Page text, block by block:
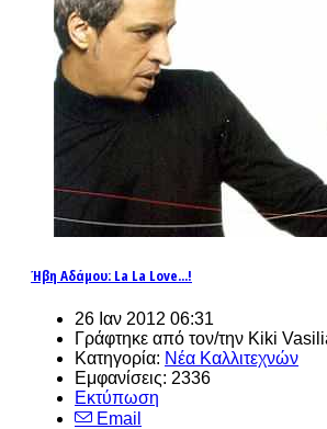
Ήβη Αδάμου: La La Love...!
26 Ιαν 2012 06:31
Γράφτηκε από τον/την Kiki
Κατηγορία: Νέα Καλλιτεχνών
Εμφανίσεις: 2336
Εκτύπωση
Email